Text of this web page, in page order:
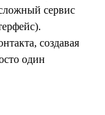
сервис
создавая
один